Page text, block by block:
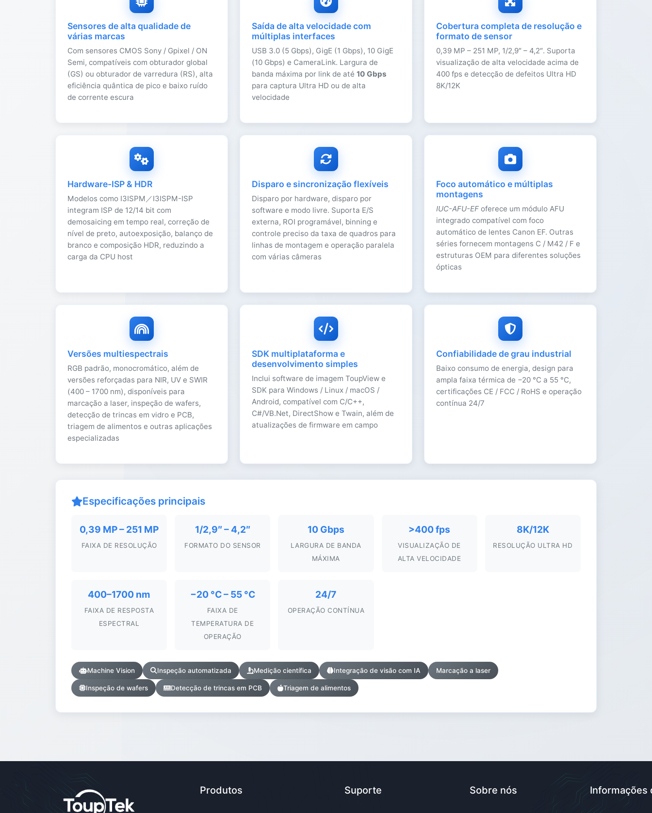
Sensores de alta qualidade de
várias marcas
Com sensores CMOS Sony / Gpixel / ON
Semi, compatíveis com obturador global
(GS) ou obturador de varredura (RS), alta
eficiência quântica de pico e baixo ruído
de corrente escura
Saída de alta velocidade com
múltiplas interfaces
USB 3.0 (5 Gbps), GigE (1 Gbps), 10 GigE
(10 Gbps) e CameraLink. Largura de
banda máxima por link de até 10 Gbps
para captura Ultra HD ou de alta
velocidade
Cobertura completa de resolução e
formato de sensor
0,39 MP – 251 MP, 1/2,9″ – 4,2″. Suporta
visualização de alta velocidade acima de
400 fps e detecção de defeitos Ultra HD
8K/12K
Hardware-ISP & HDR
Modelos como I3ISPM／I3ISPM-ISP
integram ISP de 12/14 bit com
demosaicing em tempo real, correção de
nível de preto, autoexposição, balanço de
branco e composição HDR, reduzindo a
carga da CPU host
Disparo e sincronização flexíveis
Disparo por hardware, disparo por
software e modo livre. Suporta E/S
externa, ROI programável, binning e
controle preciso da taxa de quadros para
linhas de montagem e operação paralela
com várias câmeras
Foco automático e múltiplas
montagens
IUC-AFU-EF oferece um módulo AFU
integrado compatível com foco
automático de lentes Canon EF. Outras
séries fornecem montagens C / M42 / F e
estruturas OEM para diferentes soluções
ópticas
Versões multiespectrais
RGB padrão, monocromático, além de
versões reforçadas para NIR, UV e SWIR
(400 – 1700 nm), disponíveis para
marcação a laser, inspeção de wafers,
detecção de trincas em vidro e PCB,
triagem de alimentos e outras aplicações
especializadas
SDK multiplataforma e
desenvolvimento simples
Inclui software de imagem ToupView e
SDK para Windows / Linux / macOS /
Android, compatível com C/C++,
C#/VB.Net, DirectShow e Twain, além de
atualizações de firmware em campo
Confiabilidade de grau industrial
Baixo consumo de energia, design para
ampla faixa térmica de −20 °C a 55 °C,
certificações CE / FCC / RoHS e operação
contínua 24/7
Especificações principais
0,39 MP – 251 MP
FAIXA DE RESOLUÇÃO
1/2,9″ – 4,2″
FORMATO DO SENSOR
10 Gbps
LARGURA DE BANDA
MÁXIMA
>400 fps
VISUALIZAÇÃO DE
ALTA VELOCIDADE
8K/12K
RESOLUÇÃO ULTRA HD
400–1700 nm
FAIXA DE RESPOSTA
ESPECTRAL
−20 °C – 55 °C
FAIXA DE
TEMPERATURA DE
OPERAÇÃO
24/7
OPERAÇÃO CONTÍNUA
Machine Vision Inspeção automatizada Medição científica Integração de visão com IA Marcação a laser
Inspeção de wafers Detecção de trincas em PCB Triagem de alimentos
Produtos Suporte Sobre nós Informações